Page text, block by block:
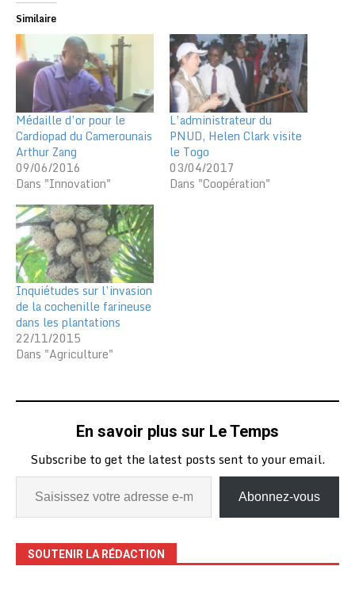
Similaire
Médaille d’or pour le
Cardiopad du Camerounais
Arthur Zang
09/06/2016
Dans "Innovation"
L’administrateur du
PNUD, Helen Clark visite
le Togo
03/04/2017
Dans "Coopération"
Inquiétudes sur l’invasion
de la cochenille farineuse
dans les plantations
22/11/2015
Dans "Agriculture"
En savoir plus sur Le Temps
Subscribe to get the latest posts sent to your email.
Abonnez-vous
SOUTENIR LA RÉDACTION